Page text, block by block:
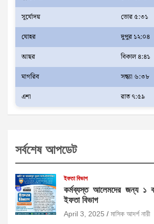
সূর্যোদয়
ভোর ৫:৩১
যোহর
দুপুর ১২:০৪
আছর
বিকাল ৪:৪১
মাগরিব
সন্ধ্যা ৬:৩৮
এশা
রাত ৭:৫৯
সর্বশেষ আপডেট
ইফতা বিভাগ
কর্মব্যস্ত আলেমদের জন্য ১
ইফতা বিভাগ
April 3, 2025 মাসিক আদর্শ নারী